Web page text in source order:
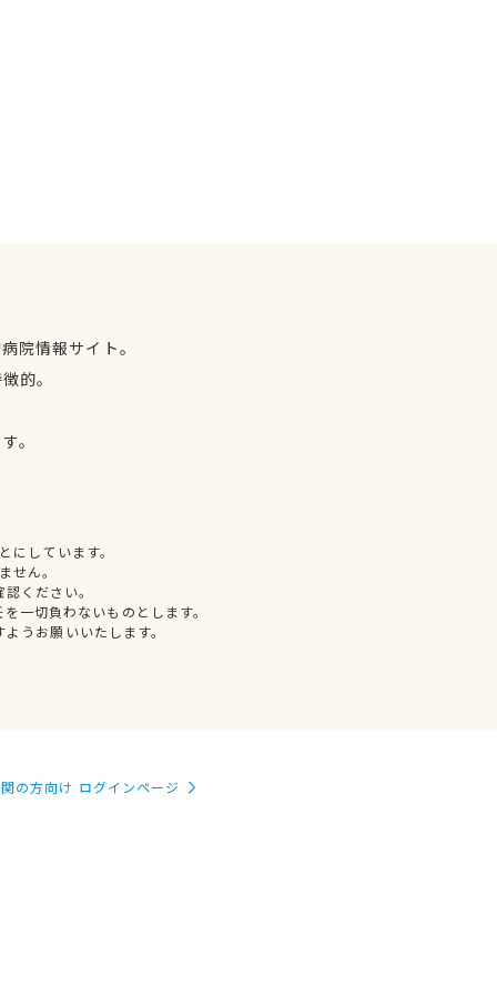
院情報サイト。
的。
。
しています。
せん。
ください。
一切負わないものとします。
うお願いいたします。
の方向け ログインページ